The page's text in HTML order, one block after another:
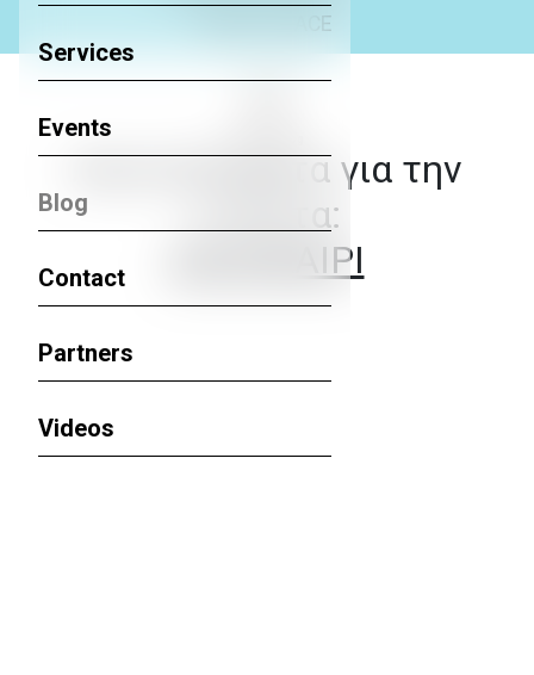
Services
Events
Blog
Contact
Partners
Videos
FACE TO FACE
Αποτελέσματα για την
ετικέτα:
ΚΑΛΟΚΑΙΡΙ